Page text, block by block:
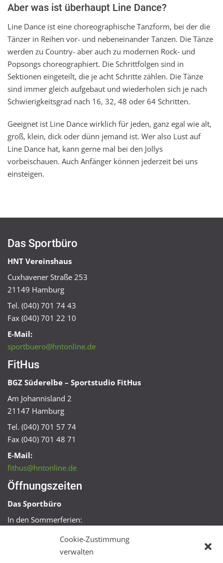
Cookie-Zustimmung
verwalten
Aber was ist überhaupt Line Dance?
Line Dance ist eine choreographische Tanzform, bei der die
Tänzer in Reihen vor- und nebeneinander Tanzen. Die Tänze
werden zu Country- aber auch zu modernen Rock- und
Popsongs choreographiert. Die Schrittfolgen sind in
Sektionen eingeteilt, die je acht Schritte zählen. Die Tänze
sind immer gleich aufgebaut und wiederholen sich je nach
Schwierigkeitsgrad nach 16, 32, 48 oder 64 Schritten.
Geeignet ist Line Dance wirklich für jeden, ganz egal wie alt,
groß, klein, dick oder dünn jemand ist. Wer also Lust auf
Line Dance hat, kann gerne mal bei den Jollys
vorbeischauen. Auch Anfänger können jederzeit bei uns
einsteigen.
Das Sportbüro
HNT Vereinshaus
Cuxhavener Straße 253
21149 Hamburg
Tel. (040) 701 74 43
Fax (040) 701 22 10
E-Mail:
sportbuero@hntonline.de
FitHus
BGZ Süderelbe – Sportstudio FitHus
Am Johannisland 2
21147 Hamburg
Tel. (040) 701 57 74
Fax (040) 701 48 71
E-Mail:
fithus@hntonline.de
Öffnungszeiten
Das Sportbüro
In den Sommerferien:
Mo + Mi 16:00 – 18:00 Uhr